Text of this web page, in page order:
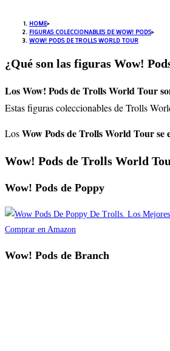
HOME>
FIGURAS COLECCIONABLES DE WOW! PODS>
WOW! PODS DE TROLLS WORLD TOUR
¿Qué son las figuras Wow!
Los Wow! Pods de Trolls World Tour
Estas figuras coleccionables de Trolls
LosWow Pods de Trolls World Tour
Wow! Pods de Trolls World
Wow! Pods de Poppy
Comprar en Amazon
Wow! Pods de Branch